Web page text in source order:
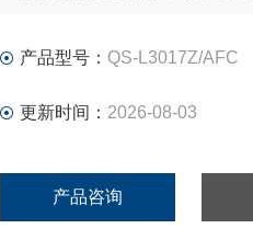
产品型号： QS-L3017Z/AFC
更新时间： 2026-08-03
产品咨询